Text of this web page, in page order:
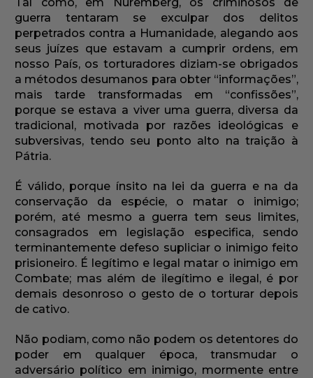
guerra tentaram se exculpar dos delitos
perpetrados contra a Humanidade, alegando aos
seus juízes que estavam a cumprir ordens, em
nosso País, os torturadores diziam-se obrigados
a métodos desumanos para obter “informações”,
mais tarde transformadas em “confissões”,
porque se estava a viver uma guerra, diversa da
tradicional, motivada por razões ideológicas e
subversivas, tendo seu ponto alto na traição à
Pátria.
É válido, porque ínsito na lei da guerra e na da
conservação da espécie, o matar o inimigo;
porém, até mesmo a guerra tem seus limites,
consagrados em legislação especifica, sendo
terminantemente defeso supliciar o inimigo feito
prisioneiro. É legítimo e legal matar o inimigo em
Combate; mas além de ilegítimo e ilegal, é por
demais desonroso o gesto de o torturar depois
de cativo.
Não podiam, como não podem os detentores do
poder em qualquer época, transmudar o
adversário político em inimigo, mormente entre